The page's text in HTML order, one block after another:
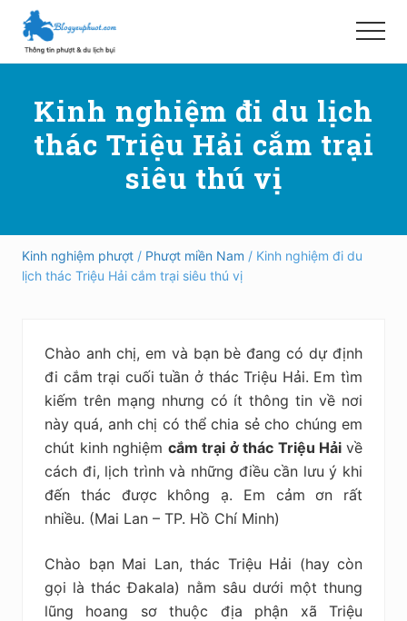
Menu
Skip
main
qua
primary
Hướng
phượt,
và
ngoài
nước
an
nghiệm,
kiệm
Menu
Kinh nghiệm đi du lịch
thác Triệu Hải cắm trại
siêu thú vị
Kinh nghiệm phượt / Phượt miền Nam / Kinh nghiệm đi du
lịch thác Triệu Hải cắm trại siêu thú vị
Chào anh chị, em và bạn bè đang có dự định
đi cắm trại cuối tuần ở thác Triệu Hải. Em tìm
kiếm trên mạng nhưng có ít thông tin về nơi
này quá, anh chị có thể chia sẻ cho chúng em
chút kinh nghiệm cắm trại ở thác Triệu Hảivề
cách đi, lịch trình và những điều cần lưu ý khi
đến thác được không ạ. Em cảm ơn rất
nhiều. (Mai Lan – TP. Hồ Chí Minh)
Chào bạn Mai Lan, thác Triệu Hải (hay còn
gọi là thác Đakala) nằm sâu dưới một thung
lũng hoang sơ
thuộc địa phận xã Triệu